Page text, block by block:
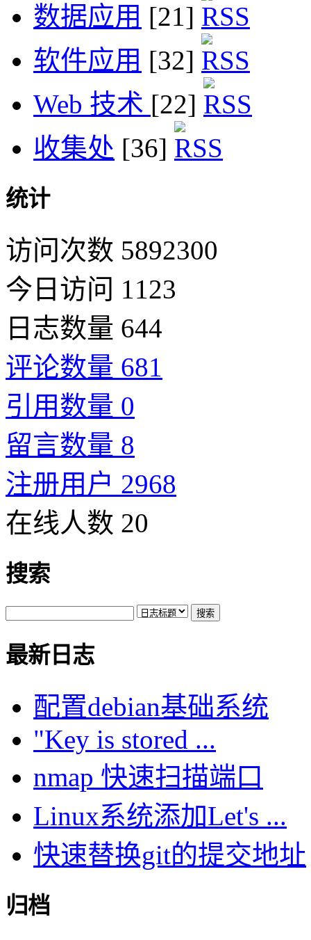
数据应用 [21]
软件应用 [32]
Web 技术 [22]
收集处 [36]
统计
访问次数 5892300
今日访问 1123
日志数量 644
评论数量 681
引用数量 0
留言数量 8
注册用户 2968
在线人数 20
搜索
最新日志
配置debian基础系统
"Key is stored ...
nmap 快速扫描端口
Linux系统添加Let's ...
快速替换git的提交地址
归档